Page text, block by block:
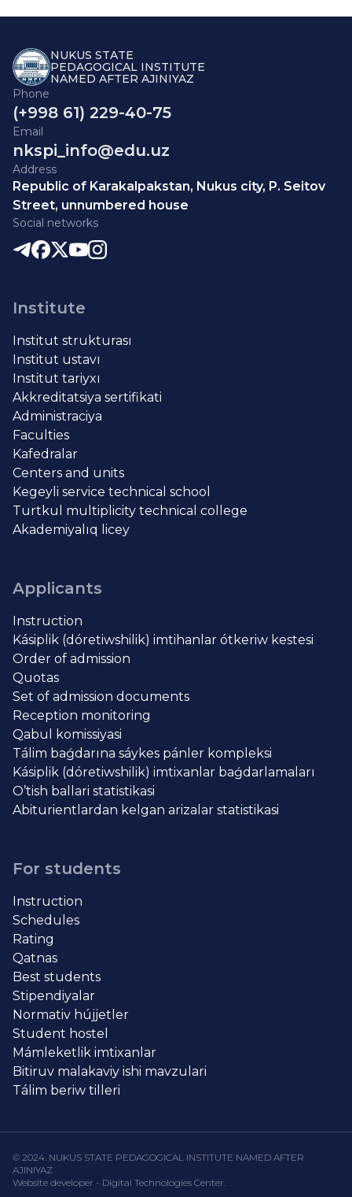
NUKUS STATE
PEDAGOGICAL INSTITUTE
NAMED AFTER AJINIYAZ
Phone
(+998 61) 229-40-75
Email
nkspi_info@edu.uz
Address
Republic of Karakalpakstan, Nukus city, P. Seitov
Street, unnumbered house
Social networks
Institute
Institut strukturası
Institut ustavı
Institut tariyxı
Akkreditatsiya sertifikati
Administraciya
Faculties
Kafedralar
Centers and units
Kegeyli service technical school
Turtkul multiplicity technical college
Akademiyalıq licey
Applicants
Instruction
Kásiplik (dóretiwshilik) imtihanlar ótkeriw kestesi
Order of admission
Quotas
Set of admission documents
Reception monitoring
Qabul komissiyasi
Tálim baǵdarına sáykes pánler kompleksi
Kásiplik (dóretiwshilik) imtixanlar baǵdarlamaları
O’tish ballari statistikasi
Abiturientlardan kelgan arizalar statistikasi
For students
Instruction
Schedules
Rating
Qatnas
Best students
Stipendiyalar
Normativ hújjetler
Student hostel
Mámleketlik imtixanlar
Bitiruv malakaviy ishi mavzulari
Tálim beriw tilleri
© 2024. NUKUS STATE PEDAGOGICAL INSTITUTE NAMED AFTER
AJINIYAZ
Website developer - Digital Technologies Center.